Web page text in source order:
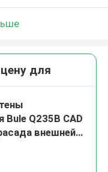
для
Bule Q235B CAD
внешней